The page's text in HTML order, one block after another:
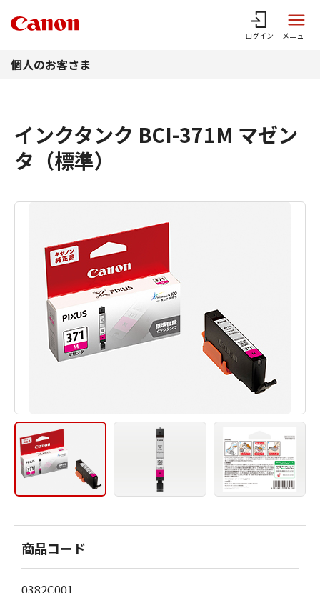
ログイン メニュー
個人のお客さま
インクタンク BCI-371M マゼン
タ（標準）
商品コード